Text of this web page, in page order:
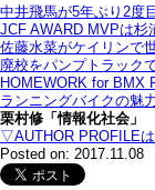
中井飛馬が5年ぶり2度
JCF AWARD MVPは杉
佐藤水菜がケイリンで
廃校をパンプトラック
HOMEWORK for BMX
ランニングバイクの魅
栗村修「情報化社会」
▽AUTHOR PROFILE
Posted on: 2017.11.08